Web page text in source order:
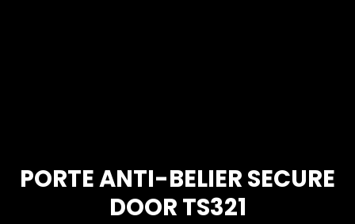
PORTE ANTI-BELIER SECURE
DOOR TS321